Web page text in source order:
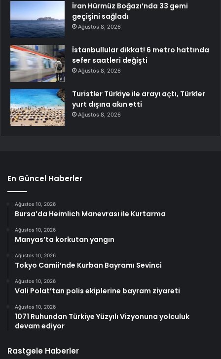
İran Hürmüz Boğazı’nda 33 gemi
geçişini sağladı
Ağustos 8, 2026
İstanbullular dikkat! 6 metro hattında
sefer saatleri değişti
Ağustos 8, 2026
Turistler Türkiye ile arayı açtı, Türkler
yurt dışına akın etti
Ağustos 8, 2026
En Güncel Haberler
Ağustos 10, 2026
Bursa’da Heimlich Manevrası ile Kurtarma
Ağustos 10, 2026
Manyas’ta korkutan yangın
Ağustos 10, 2026
Tokyo Camii’nde Kurban Bayramı Sevinci
Ağustos 10, 2026
Vali Polat’tan polis ekiplerine bayram ziyareti
Ağustos 10, 2026
1071 Ruhundan Türkiye Yüzyılı Vizyonuna yolculuk
devam ediyor
Rastgele Haberler